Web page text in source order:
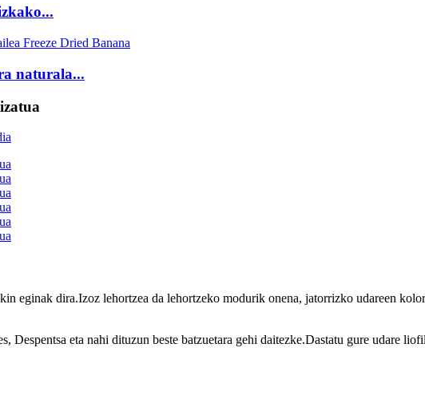
naturala...
eginak dira.Izoz lehortzea da lehortzeko modurik onena, jatorrizko udareen
eta nahi dituzun beste batzuetara gehi daitezke.Dastatu gure udare